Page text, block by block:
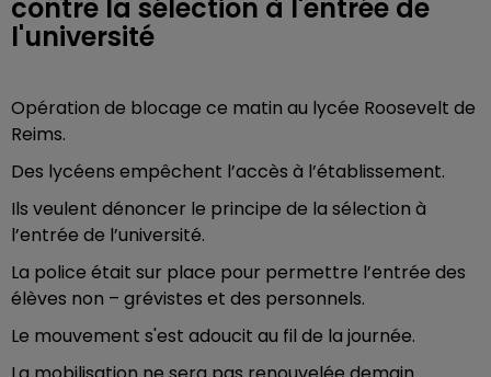
contre la sélection à l'entrée de
l'université
Opération de blocage ce matin au lycée Roosevelt de
Reims.
Des lycéens empêchent l’accès à l’établissement.
Ils veulent dénoncer le principe de la sélection à
l’entrée de l’université.
La police était sur place pour permettre l’entrée des
élèves non – grévistes et des personnels.
Le mouvement s'est adoucit au fil de la journée.